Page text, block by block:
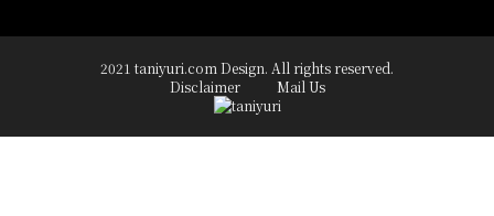
2021 taniyuri.com Design. All rights reserved.
Disclaimer
Mail Us